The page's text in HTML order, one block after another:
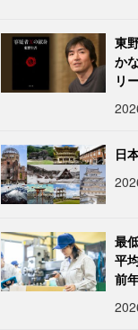
東
か
リ
日
最
平
前